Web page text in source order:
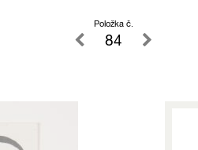
Položka č.
84